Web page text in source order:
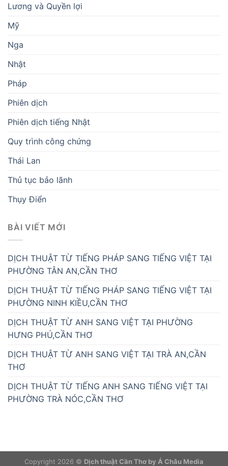
Lương và Quyền lợi
Mỹ
Nga
Nhật
Pháp
Phiên dịch
Phiên dịch tiếng Nhật
Quy trình công chứng
Thái Lan
Thủ tục bảo lãnh
Thụy Điển
BÀI VIẾT MỚI
DỊCH THUẬT TỪ TIẾNG PHÁP SANG TIẾNG VIỆT TẠI
PHƯỜNG TÂN AN,CẦN THƠ
DỊCH THUẬT TỪ TIẾNG PHÁP SANG TIẾNG VIỆT TẠI
PHƯỜNG NINH KIỀU,CẦN THƠ
DỊCH THUẬT TỪ ANH SANG VIỆT TẠI PHƯỜNG
HƯNG PHÚ,CẦN THƠ
DỊCH THUẬT TỪ ANH SANG VIỆT TẠI TRÀ AN,CẦN
THƠ
DỊCH THUẬT TỪ TIẾNG ANH SANG TIẾNG VIỆT TẠI
PHƯỜNG TRÀ NÓC,CẦN THƠ
Copyright 2026 © Dịch thuật Cần Thơ by Á Châu Media